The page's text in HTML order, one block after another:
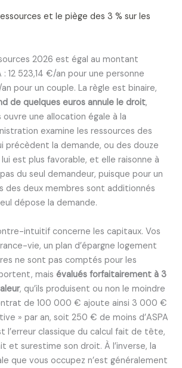
et le piège des 3 % sur les
2026 est égal au montant
: 12 523,14 €/an pour une personne
pour un couple. La règle est binaire,
de quelques euros annule le droit,
une allocation égale à la
examine les ressources des
précèdent la demande, ou des douze
est plus favorable, et elle raisonne à
du seul demandeur, puisque pour un
des deux membres sont additionnés
dépose la demande.
intuitif concerne les capitaux. Vos
vie, un plan d’épargne logement
ne sont pas comptés pour les
maisévalués forfaitairement à 3
, qu’ils produisent ou non le moindre
de 100 000 € ajoute ainsi 3 000 €
» par an, soit 250 € de moins d’ASPA
l’erreur classique du calcul fait de tête,
et surestime son droit. À l’inverse, la
que vous occupez n’est généralement